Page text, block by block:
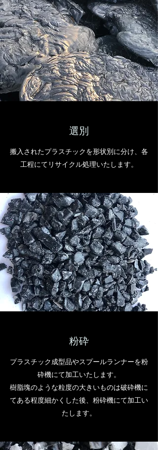
選別
​搬入されたプラスチックを形状別に分け、各
工程にてリサイクル処理いたします。
粉砕
プラスチック成型品やスプールランナーを粉
砕機にて加工いたします。
樹脂塊のような粒度の大きいものは破砕機に
てある程度細かくした後、粉砕機にて加工い
たします。